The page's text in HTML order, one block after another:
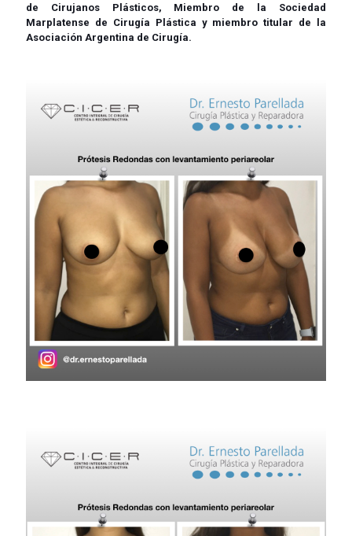
de Cirujanos Plásticos, Miembro de la Sociedad
Marplatense de Cirugía Plástica y miembro titular de la
Asociación Argentina de Cirugía.